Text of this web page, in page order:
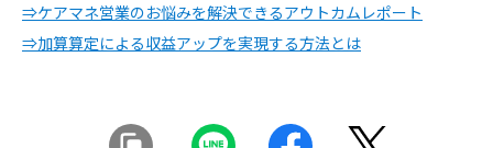
⇒ケアマネ営業のお悩みを解決できるアウトカムレポート
⇒加算算定による収益アップを実現する方法とは